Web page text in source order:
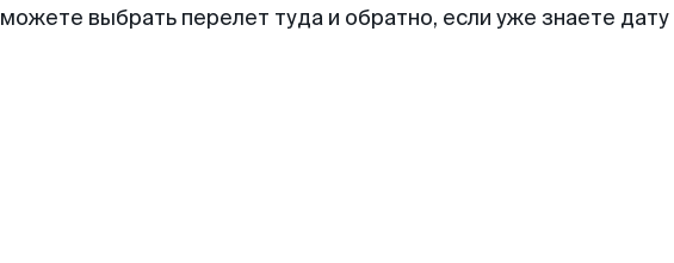
можете выбрать перелет туда и обратно, если уже знаете